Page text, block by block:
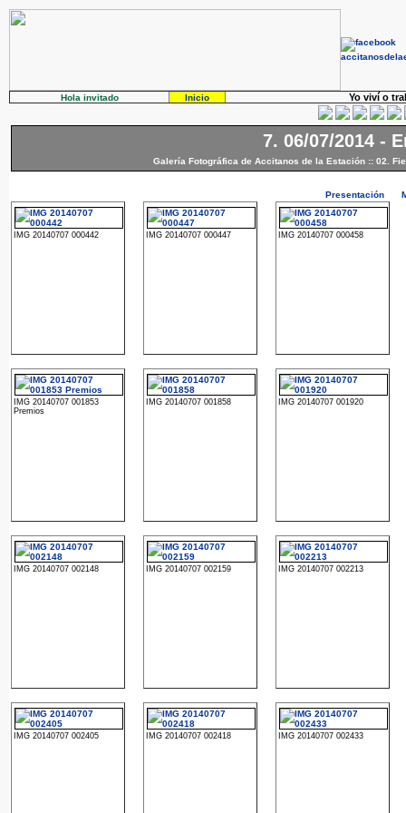
Hola invitado Inicio Yo viví o
7. 06/07/2014 -
Galería Fotográfica de Accitanos de la Estación :: 02.
Presentación
IMG 20140707 000442 IMG 20140707 000447 IMG 20140707 000458
IMG 20140707 001853
Premios
IMG 20140707 001858 IMG 20140707 001920
IMG 20140707 002148 IMG 20140707 002159 IMG 20140707 002213
IMG 20140707 002405 IMG 20140707 002418 IMG 20140707 002433